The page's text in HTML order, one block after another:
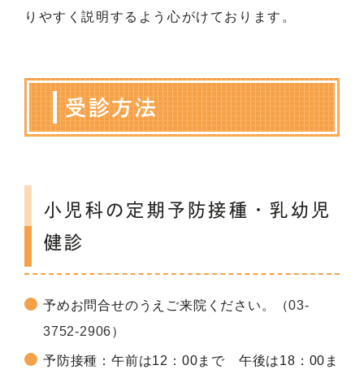
りやすく説明するよう心がけております。
受診方法
小児科の定期予防接種・乳幼児
健診
予めお問合せのうえご来院ください。（03-
3752-2906）
予防接種：午前は12：00まで 午後は18：00ま